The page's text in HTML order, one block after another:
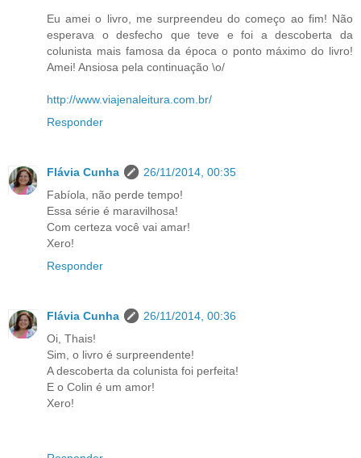
Eu amei o livro, me surpreendeu do começo ao fim! Não
esperava o desfecho que teve e foi a descoberta da
colunista mais famosa da época o ponto máximo do livro!
Amei! Ansiosa pela continuação \o/
http://www.viajenaleitura.com.br/
Responder
Flávia Cunha
26/11/2014, 00:35
Fabíola, não perde tempo!
Essa série é maravilhosa!
Com certeza você vai amar!
Xero!
Responder
Flávia Cunha
26/11/2014, 00:36
Oi, Thais!
Sim, o livro é surpreendente!
A descoberta da colunista foi perfeita!
E o Colin é um amor!
Xero!